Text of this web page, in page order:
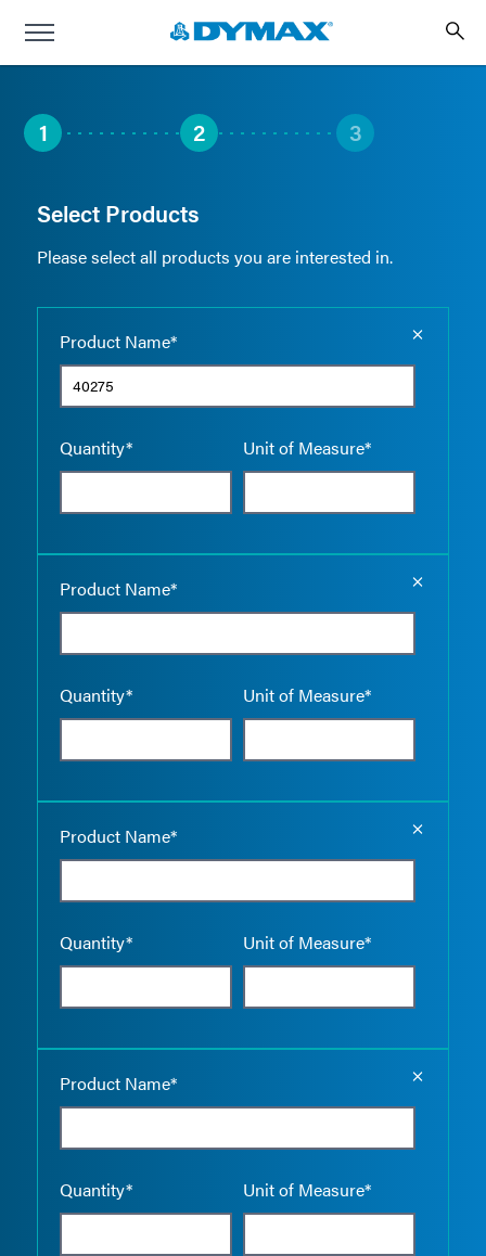
1 2 3
Select Products
Please select all products you are interested in.
Product Name*
Quantity* Unit of Measure*
Product Name*
Quantity* Unit of Measure*
Product Name*
Quantity* Unit of Measure*
Product Name*
Quantity* Unit of Measure*